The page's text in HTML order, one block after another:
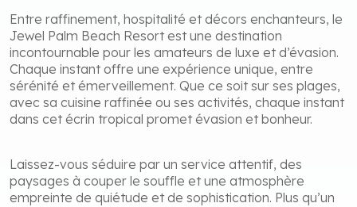
L’évasion par excellence au Jewel Palm Beach
Resort
Entre raffinement, hospitalité et décors enchanteurs, le
Jewel Palm Beach Resort est une destination
incontournable pour les amateurs de luxe et d’évasion.
Chaque instant offre une expérience unique, entre
dans cet écrin tropical promet évasion et bonheur.